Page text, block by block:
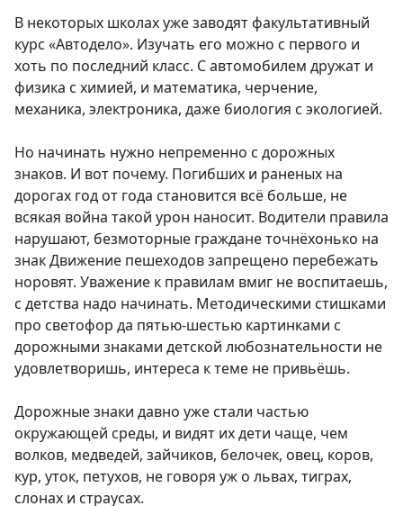
В некоторых школах уже заводят факультативный
курс «Автодело». Изучать его можно с первого и
хоть по последний класс. С автомобилем дружат и
физика с химией, и математика, черчение,
механика, электроника, даже биология с экологией.
Но начинать нужно непременно с дорожных
знаков. И вот почему. Погибших и раненых на
дорогах год от года становится всё больше, не
всякая война такой урон наносит. Водители правила
нарушают, безмоторные граждане точнёхонько на
знак Движение пешеходов запрещено перебежать
норовят. Уважение к правилам вмиг не воспитаешь,
с детства надо начинать. Методическими стишками
про светофор да пятью-шестью картинками с
дорожными знаками детской любознательности не
удовлетворишь, интереса к теме не привьёшь.
Дорожные знаки давно уже стали частью
окружающей среды, и видят их дети чаще, чем
волков, медведей, зайчиков, белочек, овец, коров,
кур, уток, петухов, не говоря уж о львах, тиграх,
слонах и страусах.